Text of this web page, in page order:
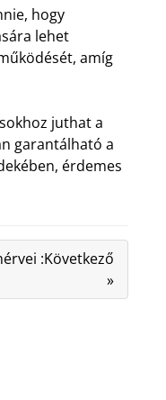
hogy
lehet
amíg
juthat a
garantálható a
érdemes
:Következő
»